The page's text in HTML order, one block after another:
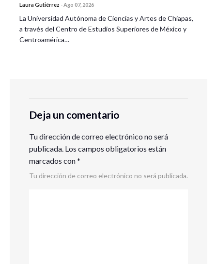
Laura Gutiérrez -Ago 07, 2026
La Universidad Autónoma de Ciencias y Artes de Chiapas,
a través del Centro de Estudios Superiores de México y
Centroamérica…
Deja un comentario
Tu dirección de correo electrónico no será
publicada. Los campos obligatorios están
marcados con*
Tu dirección de correo electrónico no será publicada.